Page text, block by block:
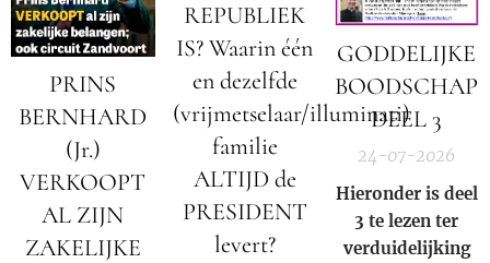
PRINS
BERNHARD
(Jr.)
VERKOOPT
AL ZIJN
ZAKELIJKE
REPUBLIEK
IS? Waarin één
en dezelfde
(vrijmetselaar/illuminati)
familie
ALTIJD de
PRESIDENT
levert?
GODDELIJKE
BOODSCHAP
DEEL 3
24-07-2026
Hieronder is deel
3 te lezen ter
verduidelijking